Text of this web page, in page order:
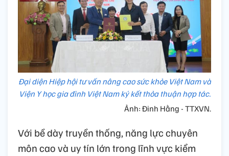
Đại diện Hiệp hội tư vấn nâng cao sức khỏe Việt Nam và
Viện Y học gia đình Việt Nam ký kết thỏa thuận hợp tác.
Ảnh: Đinh Hằng - TTXVN.
Với bề dày truyền thống, năng lực chuyên
môn cao và uy tín lớn trong lĩnh vực kiểm